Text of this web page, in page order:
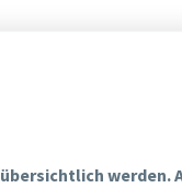
werden.